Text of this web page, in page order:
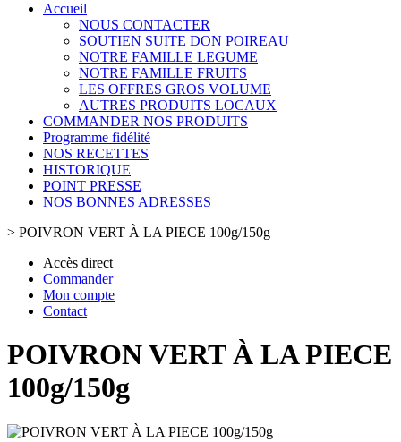
Accueil
NOUS CONTACTER
SOUTIEN SUITE DON POIREAU
NOTRE FAMILLE LEGUME
NOTRE FAMILLE FRUITS
LES OFFRES GROS VOLUME
AUTRES PRODUITS LOCAUX
COMMANDER NOS PRODUITS
Programme fidélité
NOS RECETTES
HISTORIQUE
POINT PRESSE
NOS BONNES ADRESSES
> POIVRON VERT À LA PIECE 100g/150g
Accès direct
Commander
Mon compte
Contact
POIVRON VERT À LA PIECE
100g/150g